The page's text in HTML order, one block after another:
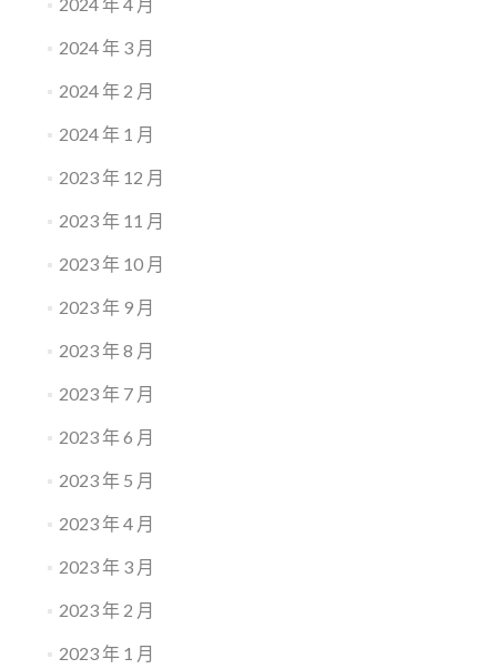
2024 年 3 月
2024 年 2 月
2024 年 1 月
2023 年 12 月
2023 年 11 月
2023 年 10 月
2023 年 9 月
2023 年 8 月
2023 年 7 月
2023 年 6 月
2023 年 5 月
2023 年 4 月
2023 年 3 月
2023 年 2 月
2023 年 1 月